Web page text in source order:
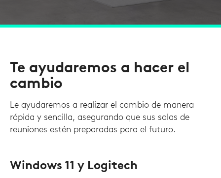
Te ayudaremos a hacer el
cambio
Le ayudaremos a realizar el cambio de manera
rápida y sencilla, asegurando que sus salas de
reuniones estén preparadas para el futuro.
Windows 11 y Logitech